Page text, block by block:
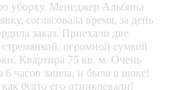
уборку. Менеджер Альбина
согласовала время, за день
заказ. Приехали две
огромной сумкой
Квартира 75 кв. м. Очень
6 часов зашла, и была в шоке!
будто его отциклевали!